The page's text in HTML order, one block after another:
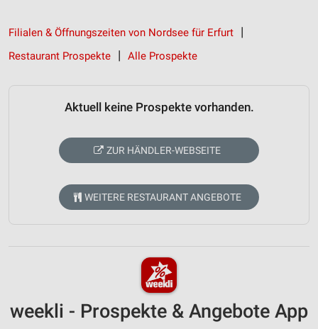
Filialen & Öffnungszeiten von Nordsee für Erfurt
Restaurant Prospekte
Alle Prospekte
Aktuell keine Prospekte vorhanden.
ZUR HÄNDLER-WEBSEITE
WEITERE RESTAURANT ANGEBOTE
weekli - Prospekte & Angebote App